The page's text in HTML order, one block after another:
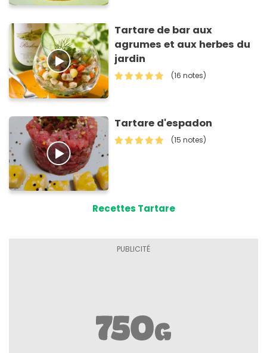
Tartare de bar aux
agrumes et aux herbes du
jardin
(16 notes)
Tartare d'espadon
(15 notes)
Recettes Tartare